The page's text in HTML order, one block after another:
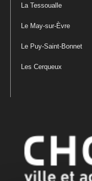
La Tessoualle
Le May-sur-Èvre
Le Puy-Saint-Bonnet
Les Cerqueux